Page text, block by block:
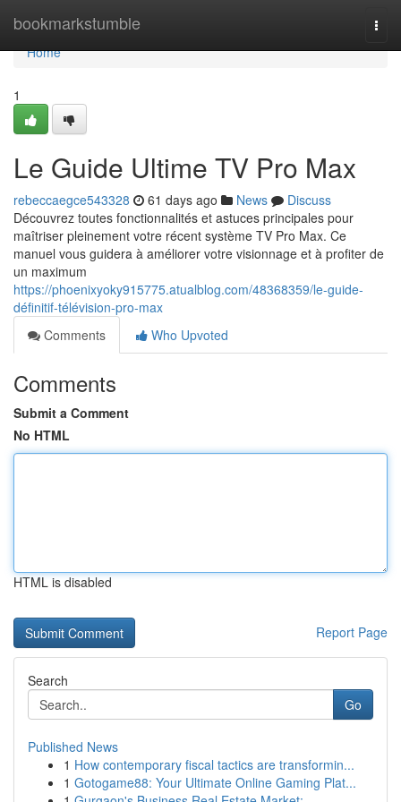
bookmarkstumble
Home
Home
1
Le Guide Ultime TV Pro Max
rebeccaegce543328 61 days ago News
Discuss
Découvrez toutes fonctionnalités et astuces principales pour
maîtriser pleinement votre récent système TV Pro Max. Ce
manuel vous guidera à améliorer votre visionnage et à profiter de
un maximum
https://phoenixyoky915775.atualblog.com/48368359/le-guide-
définitif-télévision-pro-max
Comments
Who Upvoted
Comments
Submit a Comment
No HTML
HTML is disabled
Report Page
Search
Go
Published News
1 How contemporary fiscal tactics are transformin...
1 Gotogame88: Your Ultimate Online Gaming Plat...